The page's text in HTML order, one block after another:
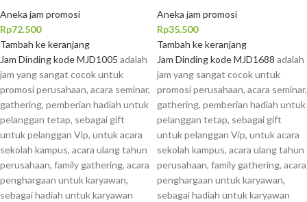
Aneka jam promosi
Rp72.500
Tambah ke keranjang
Jam Dinding kode MJD1005 adalah
jam yang sangat cocok untuk
promosi perusahaan, acara seminar,
gathering, pemberian hadiah untuk
pelanggan tetap, sebagai gift
untuk pelanggan Vip, untuk acara
sekolah kampus, acara ulang tahun
perusahaan, family gathering, acara
penghargaan untuk karyawan,
sebagai hadiah untuk karyawan
Aneka jam promosi
Rp35.500
Tambah ke keranjang
Jam Dinding kode MJD1688 adalah
jam yang sangat cocok untuk
promosi perusahaan, acara seminar,
gathering, pemberian hadiah untuk
pelanggan tetap, sebagai gift
untuk pelanggan Vip, untuk acara
sekolah kampus, acara ulang tahun
perusahaan, family gathering, acara
penghargaan untuk karyawan,
sebagai hadiah untuk karyawan